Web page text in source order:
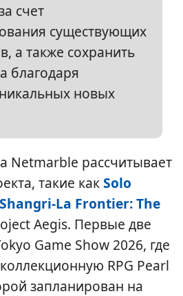
счет
существующих
а также сохранить
благодаря
новых
Netmarble рассчитывает
такие какSolo
Shangri-La Frontier: The
Aegis. Первые две
Game Show 2026, где
RPG Pearl
запланирован на